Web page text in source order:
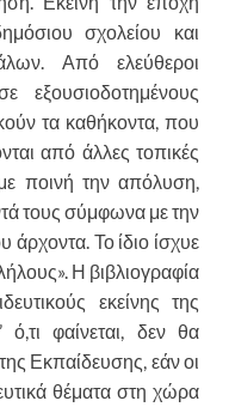
σχολείου και
Από ελεύθεροι
εξουσιοδοτημένους
τα καθήκοντα, που
από άλλες τοπικές
ποινή την απόλυση,
τους σύμφωνα με την
Το ίδιο ίσχυε
Η βιβλιογραφία
εκείνης της
φαίνεται, δεν θα
Εκπαίδευσης, εάν οι
θέματα στη χώρα